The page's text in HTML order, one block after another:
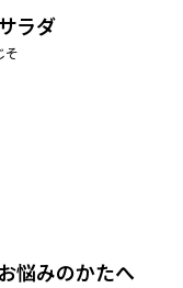
ラダ
そ
悩みのかたへ